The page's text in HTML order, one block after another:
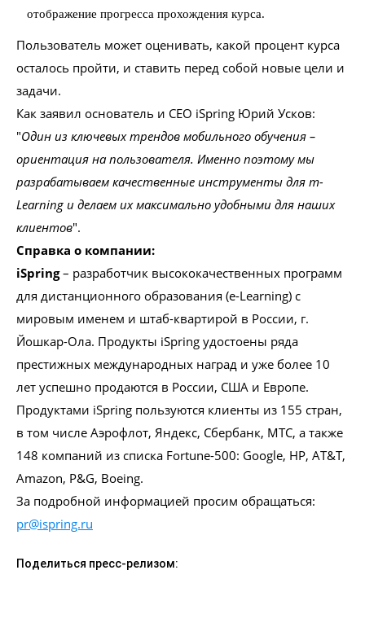
отображение прогресса прохождения курса.
Пользователь может оценивать, какой процент курса
осталось пройти, и ставить перед собой новые цели и
задачи.
Как заявил основатель и CEO iSpring Юрий Усков:
"Один из ключевых трендов мобильного обучения –
ориентация на пользователя. Именно поэтому мы
разрабатываем качественные инструменты для m-
Learning и делаем их максимально удобными для наших
клиентов".
Справка о компании:
iSpring– разработчик высококачественных программ
для дистанционного образования (e-Learning) с
мировым именем и штаб-квартирой в России, г.
Йошкар-Ола. Продукты iSpring удостоены ряда
престижных международных наград и уже более 10
лет успешно продаются в России, США и Европе.
Продуктами iSpring пользуются клиенты из 155 стран,
в том числе Аэрофлот, Яндекс, Сбербанк, МТС, а также
148 компаний из списка Fortune-500: Google, HP, AT&T,
Amazon, P&G, Boeing.
За подробной информацией просим обращаться:
pr@ispring.ru
Поделиться пресс-релизом: